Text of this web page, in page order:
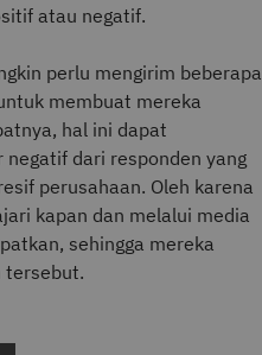
atau negatif.
perlu mengirim beberapa
membuat mereka
hal ini dapat
dari responden yang
perusahaan. Oleh karena
kapan dan melalui media
sehingga mereka
tersebut.